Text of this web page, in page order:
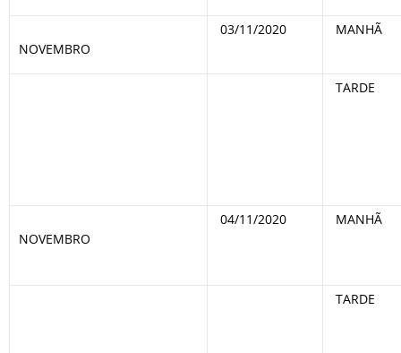
NOVEMBRO
03/11/2020 MANHÃ
TARDE
NOVEMBRO
04/11/2020 MANHÃ
TARDE